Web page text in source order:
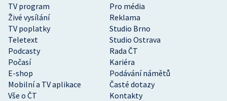
TV program
Pro média
Živé vysílání
Reklama
TV poplatky
Studio Brno
Teletext
Studio Ostrava
Podcasty
Rada ČT
Počasí
Kariéra
E-shop
Podávání námětů
Mobilní a TV aplikace
Časté dotazy
Vše o ČT
Kontakty